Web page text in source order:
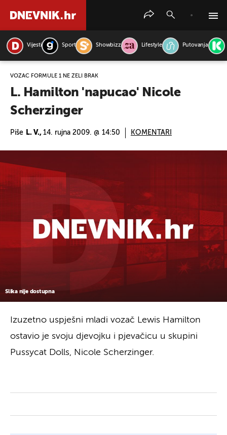
Vijesti Sport Showbizz Lifestyle Putovanja
VOZAČ FORMULE 1 NE ŽELI BRAK
L. Hamilton 'napucao' Nicole
Scherzinger
Piše L. V., 14. rujna 2009. @ 14:50 KOMENTARI
Slika nije dostupna
Izuzetno uspješni mladi vozač Lewis Hamilton
ostavio je svoju djevojku i pjevačicu u skupini
Pussycat Dolls, Nicole Scherzinger.
PRETRAŽITE VIJESTI